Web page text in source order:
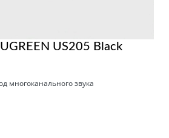
US205 Black
многоканального звука